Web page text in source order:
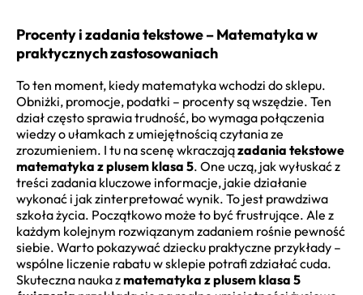
Procenty i zadania tekstowe – Matematyka w
praktycznych zastosowaniach
To ten moment, kiedy matematyka wchodzi do sklepu.
Obniżki, promocje, podatki – procenty są wszędzie. Ten
dział często sprawia trudność, bo wymaga połączenia
wiedzy o ułamkach z umiejętnością czytania ze
zrozumieniem. I tu na scenę wkraczajązadania tekstowe
matematyka z plusem klasa 5. One uczą, jak wyłuskać z
treści zadania kluczowe informacje, jakie działanie
wykonać i jak zinterpretować wynik. To jest prawdziwa
szkoła życia. Początkowo może to być frustrujące. Ale z
każdym kolejnym rozwiązanym zadaniem rośnie pewność
siebie. Warto pokazywać dziecku praktyczne przykłady –
wspólne liczenie rabatu w sklepie potrafi zdziałać cuda.
Skuteczna nauka zmatematyka z plusem klasa 5